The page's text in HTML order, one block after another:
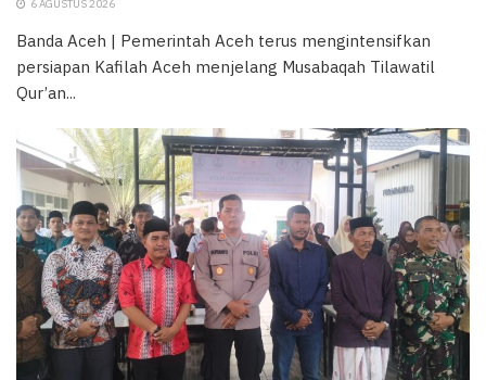
6 AGUSTUS 2026
Banda Aceh | Pemerintah Aceh terus mengintensifkan
persiapan Kafilah Aceh menjelang Musabaqah Tilawatil
Qur’an...